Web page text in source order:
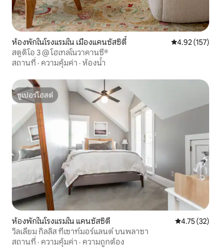
ห้องพักในโรงแรมใน เมืองแคนซัสซิตี้ คะแนนเฉลี่ย
4.92 (157)
สตูดิโอ 3 @ โฮเทลโนวาคานซี®
สถานที่ · ความคุ้มค่า · ห้องน้ำ
ซูเปอร์โฮสต์
ซูเปอร์โฮสต์
ห้องพักในโรงแรมใน แคนซัสซิตี คะแนนเฉลี่ย
4.75 (32)
วิลเลียม กิลลิส ที่เซาท์มอร์แลนด์ บนพลาซา
สถานที่ · ความคุ้มค่า · ความถูกต้อง